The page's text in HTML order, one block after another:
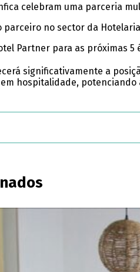
celebram uma parceria
parceiro no sector da
Partner para as próximas 5
significativamente a
hospitalidade,